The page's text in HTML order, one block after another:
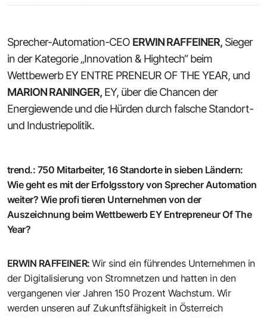
Sprecher-Automation-CEO ERWIN RAFFEINER, Sieger
in der Kategorie „Innovation & Hightech“ beim
Wettbewerb EY ENTRE PRENEUR OF THE YEAR, und
MARION RANINGER, EY, über die Chancen der
Energiewende und die Hürden durch falsche Standort-
und Industriepolitik.
trend.: 750 Mitarbeiter, 16 Standorte in sieben Ländern:
Wie geht es mit der Erfolgsstory von Sprecher Automation
weiter? Wie profi tieren Unternehmen von der
Auszeichnung beim Wettbewerb EY Entrepreneur Of The
Year?
ERWIN RAFFEINER:Wir sind ein führendes Unternehmen in
der Digitalisierung von Stromnetzen und hatten in den
vergangenen vier Jahren 150 Prozent Wachstum. Wir
werden unseren auf Zukunftsfähigkeit in Österreich